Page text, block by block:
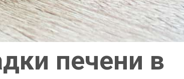
печени в